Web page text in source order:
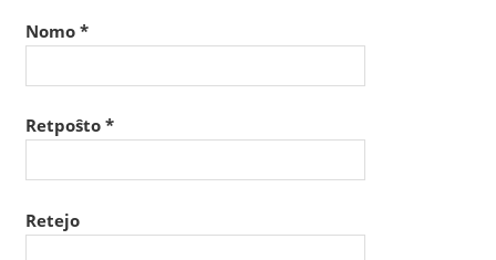
Nomo *
Retpoŝto *
Retejo